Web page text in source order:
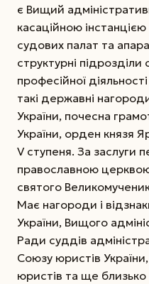
є Вищий
касаційною інстанцією
судових палат та
структурні підрозділи
професійної
такі державні
України, почесна
України, орден князя
V ступеня. За заслуги
православною
святого
Має нагороди і
України, Вищого
Ради суддів
Союзу юристів України,
юристів та ще